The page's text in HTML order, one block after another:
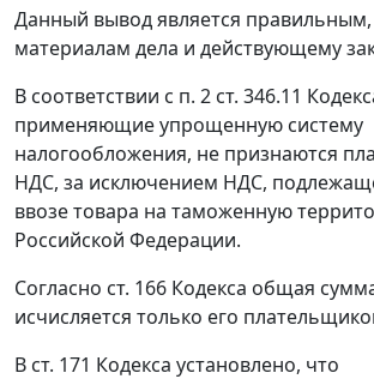
Данный вывод является правильным,
материалам дела и действующему
В соответствии с п. 2 ст. 346.11
применяющие упрощенную систему
налогообложения, не признаются
НДС, за исключением НДС,
ввозе товара на таможенную
Российской Федерации.
Согласно ст. 166 Кодекса общая
исчисляется только его
В ст. 171 Кодекса установлено, что